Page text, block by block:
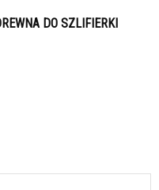
DO SZLIFIERKI